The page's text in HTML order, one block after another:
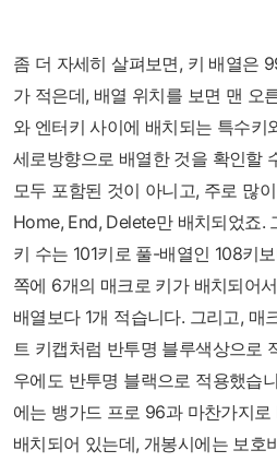
좀 더 자세히 살펴보면, 키 배열은
가 적은데, 배열 위치를 보면 맨 오
와 엔터키 사이에 배치되는 특수키
세로방향으로 배열한 것을 확인할
모두 포함된 것이 아니고, 주로 많
Home, End, Delete만 배치되었죠.
키 수는 101키로 풀-배열인 108키
쪽에 6개의 매크로 키가 배치되어
배열보다 1개 적습니다. 그리고, 매
트 키캡처럼 반투명 블루색상으로
우에도 반투명 블랙으로 적용했습
에는 뱅가드 프로 96과 마찬가지
배치되어 있는데, 개봉시에는 보호